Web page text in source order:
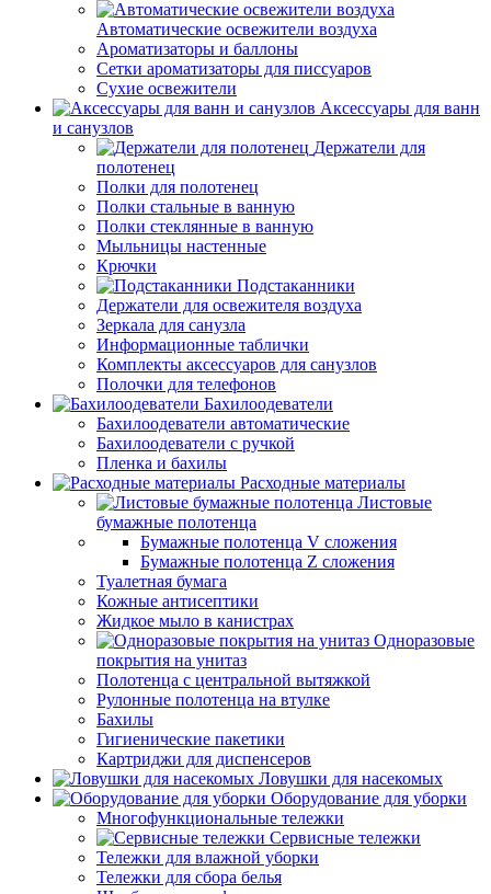
Автоматические освежители воздуха
Ароматизаторы и баллоны
Сетки ароматизаторы для писсуаров
Сухие освежители
Аксессуары для ванн
и санузлов
Держатели для
полотенец
Полки для полотенец
Полки стальные в ванную
Полки стеклянные в ванную
Мыльницы настенные
Крючки
Подстаканники
Держатели для освежителя воздуха
Зеркала для санузла
Информационные таблички
Комплекты аксессуаров для санузлов
Полочки для телефонов
Бахилоодеватели
Бахилоодеватели автоматические
Бахилоодеватели с ручкой
Пленка и бахилы
Расходные материалы
Листовые
бумажные полотенца
Бумажные полотенца V сложения
Бумажные полотенца Z сложения
Туалетная бумага
Кожные антисептики
Жидкое мыло в канистрах
Одноразовые
покрытия на унитаз
Полотенца с центральной вытяжкой
Рулонные полотенца на втулке
Бахилы
Гигиенические пакетики
Картриджи для диспенсеров
Ловушки для насекомых
Оборудование для уборки
Многофункциональные тележки
Сервисные тележки
Тележки для влажной уборки
Тележки для сбора белья